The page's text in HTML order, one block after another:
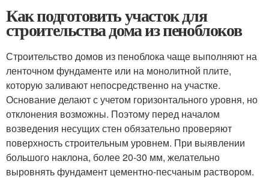
Как подготовить участок для
строительства дома из пеноблоков
Строительство домов из пеноблока чаще выполняют на
ленточном фундаменте или на монолитной плите,
которую заливают непосредственно на участке.
Основание делают с учетом горизонтального уровня, но
отклонения возможны. Поэтому перед началом
возведения несущих стен обязательно проверяют
поверхность строительным уровнем. При выявлении
большого наклона, более 20-30 мм, желательно
выровнять фундамент цементно-песчаным раствором.